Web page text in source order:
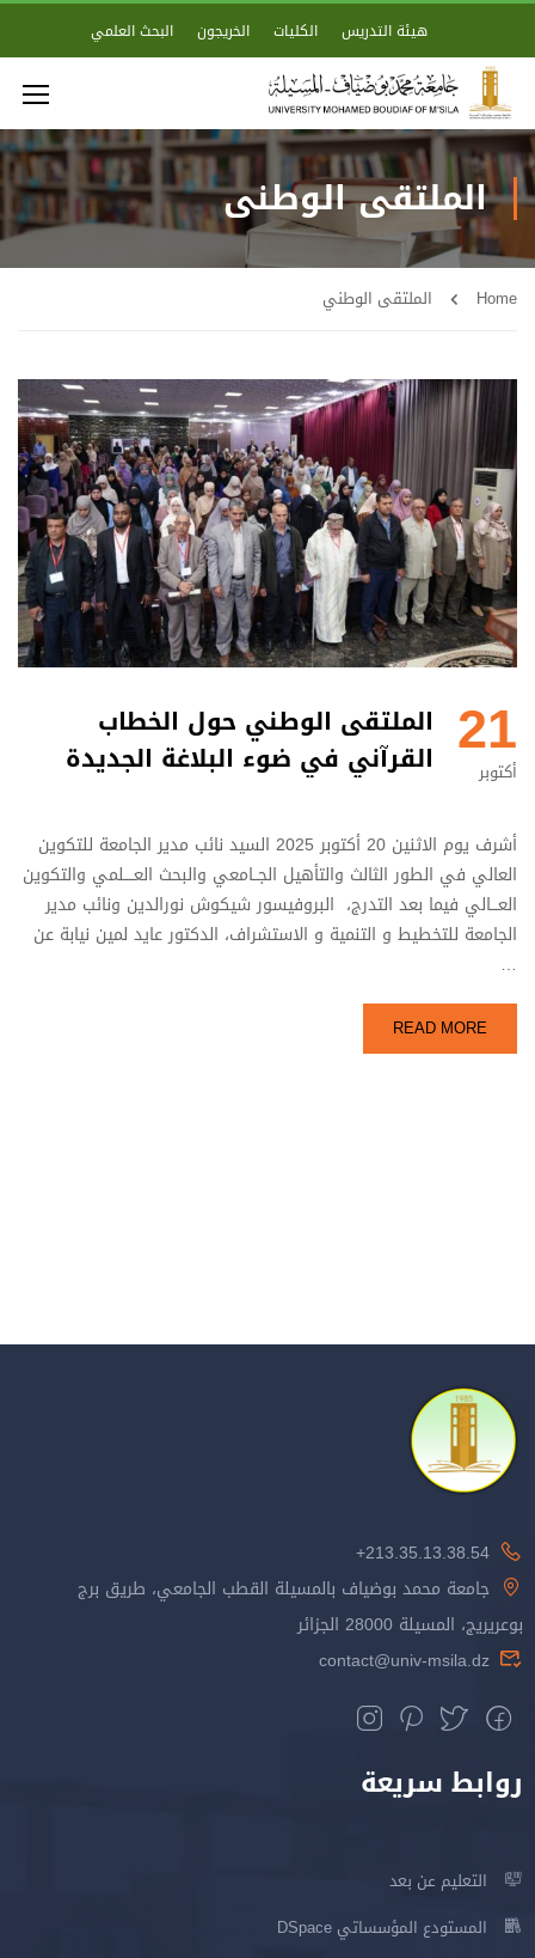
هيئة التدريس الكليات الخريجون البحث العلمي
الملتقى الوطني
Home الملتقى الوطني
21
أكتوبر
الملتقى الوطني حول الخطاب
القرآني في ضوء البلاغة الجديدة
أشرف يوم الاثنين 20 أكتوبر 2025 السيد نائب مدير الجامعة للتكوين
العالي في الطور الثالث والتأهيل الجــامعي والبحث العــــلمي والتكوين
العـــالي فيما بعد التدرج، البروفيسور شيكوش نورالدين ونائب مدير
الجامعة للتخطيط و التنمية و الاستشراف، الدكتور عايد لمين نيابة عن
…
READ MORE
213.35.13.38.54+
جامعة محمد بوضياف بالمسيلة القطب الجامعي، طريق برج
بوعريريج، المسيلة 28000 الجزائر
contact@univ-msila.dz
روابط سريعة
التعليم عن بعد
المستودع المؤسساتي DSpace